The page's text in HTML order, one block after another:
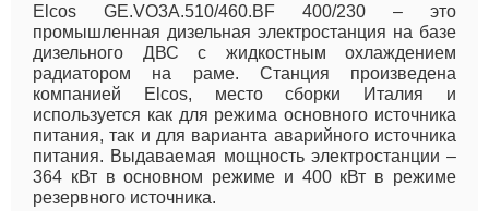
Elcos GE.VO3A.510/460.BF 400/230 – это
промышленная дизельная электростанция на базе
дизельного ДВС с жидкостным охлаждением
радиатором на раме. Станция произведена
компанией Elcos, место сборки Италия и
используется как для режима основного источника
питания, так и для варианта аварийного источника
питания. Выдаваемая мощность электростанции –
364 кВт в основном режиме и 400 кВт в режиме
резервного источника.